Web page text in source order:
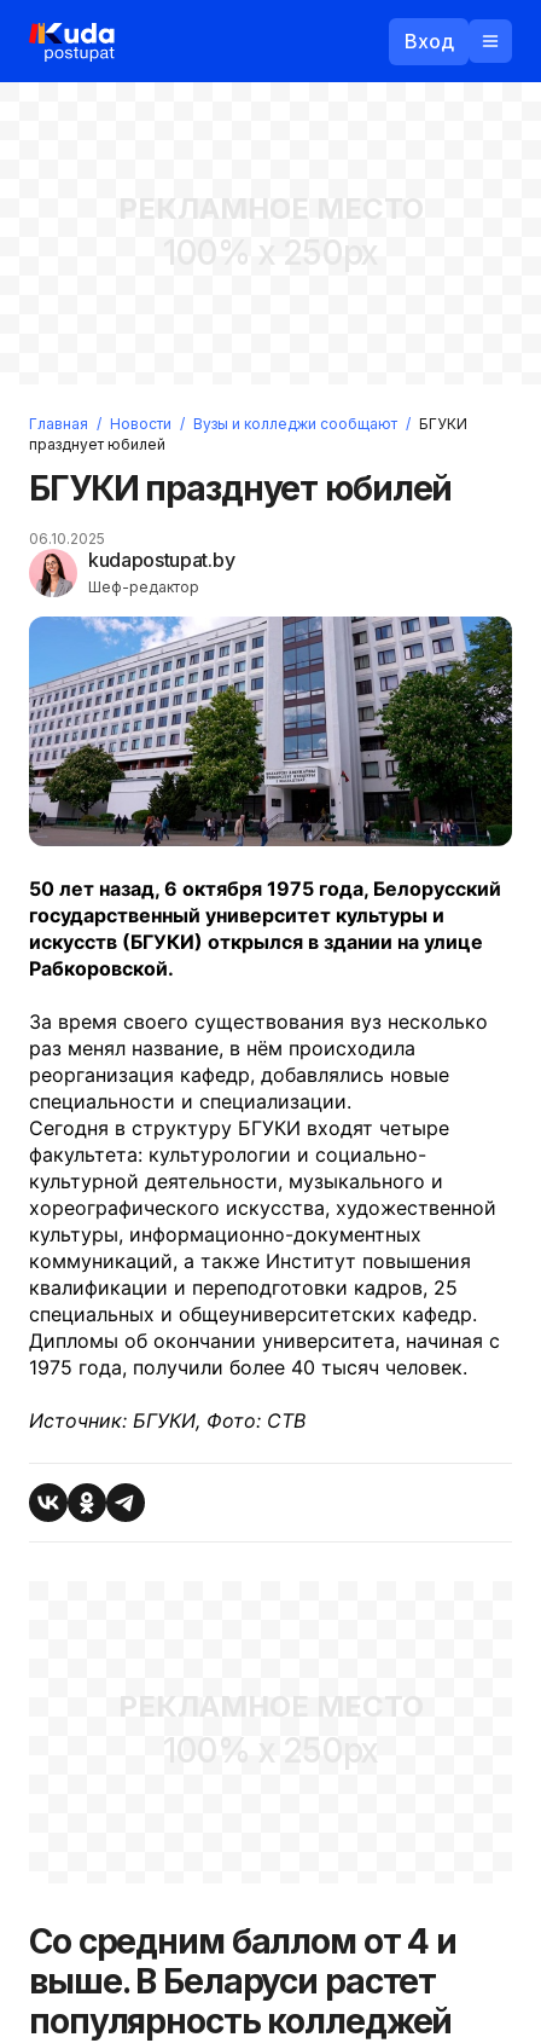
Вход
Войти
Регистрация
Прислать пароль
РЕКЛАМНОЕ МЕСТО
100% x 250px
Главная / Новости / Вузы и колледжи сообщают / БГУКИ
празднует юбилей
БГУКИ празднует юбилей
kudapostupat.by
Шеф-редактор
06.10.2025
50 лет назад, 6 октября 1975 года, Белорусский
государственный университет культуры и
искусств (БГУКИ) открылся в здании на улице
Рабкоровской.
За время своего существования вуз несколько
раз менял название, в нём происходила
реорганизация кафедр, добавлялись новые
специальности и специализации.
Сегодня в структуру БГУКИ входят четыре
факультета: культурологии и социально-
культурной деятельности, музыкального и
хореографического искусства, художественной
культуры, информационно-документных
коммуникаций, а также Институт повышения
квалификации и переподготовки кадров, 25
специальных и общеуниверситетских кафедр.
Дипломы об окончании университета, начиная с
1975 года, получили более 40 тысяч человек.
Источник: БГУКИ, Фото: СТВ
РЕКЛАМНОЕ МЕСТО
100% x 250px
Со средним баллом от 4 и
выше. В Беларуси растет
популярность колледжей